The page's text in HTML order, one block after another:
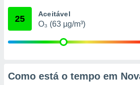
através
25 Aceitável
O₃ (63 µg/m³)
Como está o tempo em